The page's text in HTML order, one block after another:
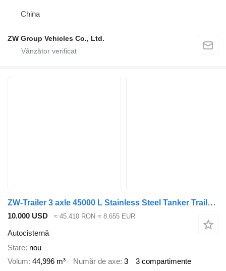
China
ZW Group Vehicles Co., Ltd.
ZW-Trailer 3 axle 45000 L Stainless Steel Tanker Trailer for Saudi Arabia
10.000 USD ≈ 45.410 RON ≈ 8.655 EUR
Autocisternă
Stare nou
Volum 44,996 m³ Număr de axe 3 3 compartimente